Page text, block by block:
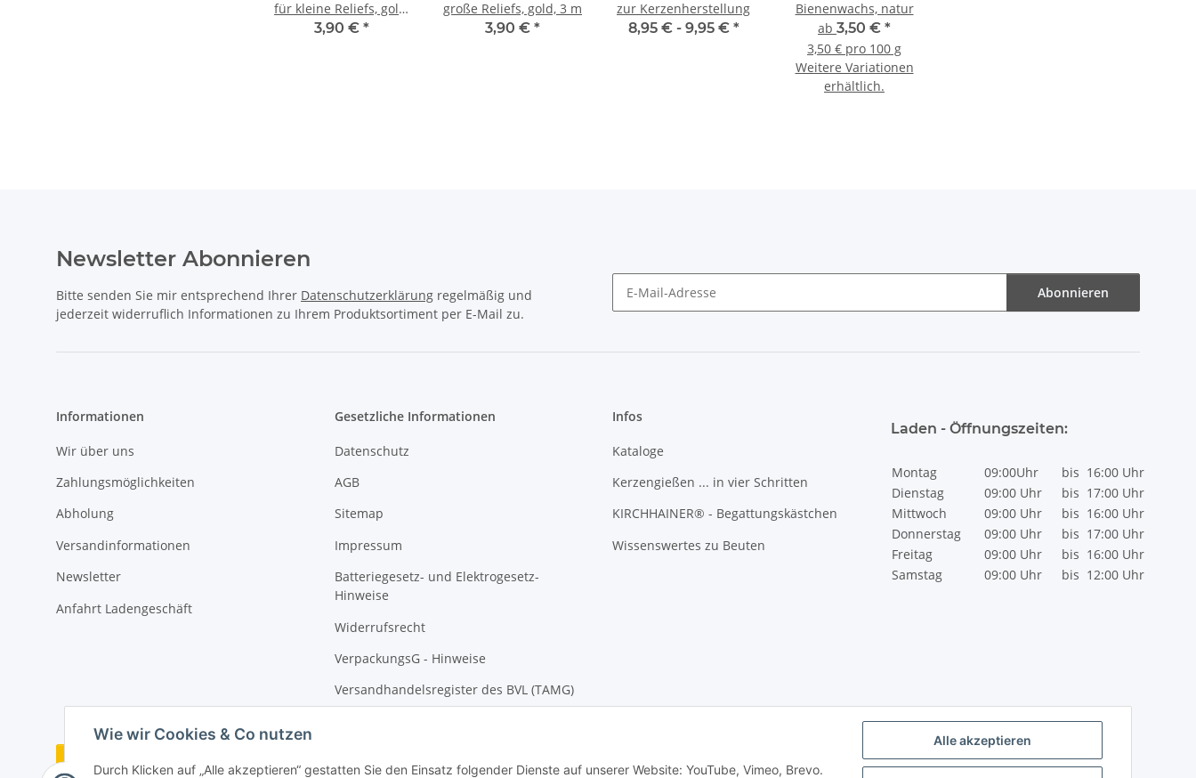
Alle akzeptieren
Wie wir Cookies & Co nutzen
Durch Klicken auf „Alle akzeptieren“ gestatten Sie den Einsatz folgender Dienste auf unserer Website: YouTube, Vimeo, Brevo.
für kleine Reliefs, gold,
3 m
3,90 € *
große Reliefs, gold, 3 m
3,90 € *
zur Kerzenherstellung
8,95 € - 9,95 € *
Bienenwachs, natur
ab 3,50 € *
3,50 € pro 100 g
Weitere Variationen
erhältlich.
Newsletter Abonnieren
Bitte senden Sie mir entsprechend Ihrer Datenschutzerklärung regelmäßig und
jederzeit widerruflich Informationen zu Ihrem Produktsortiment per E-Mail zu.
Abonnieren
Informationen
Wir über uns
Zahlungsmöglichkeiten
Abholung
Versandinformationen
Newsletter
Anfahrt Ladengeschäft
Gesetzliche Informationen
Datenschutz
AGB
Sitemap
Impressum
Batteriegesetz- und Elektrogesetz-
Hinweise
Widerrufsrecht
VerpackungsG - Hinweise
Versandhandelsregister des BVL (TAMG)
Infos
Kataloge
Kerzengießen ... in vier Schritten
KIRCHHAINER® - Begattungskästchen
Wissenswertes zu Beuten
Laden - Öffnungszeiten:
Montag 09:00Uhr bis 16:00 Uhr
Dienstag
09:00 Uhr bis 17:00 Uhr
Mittwoch
09:00 Uhr bis 16:00 Uhr
Donnerstag
09:00 Uhr bis 17:00 Uhr
Freitag
09:00 Uhr bis 16:00 Uhr
Samstag
09:00 Uhr bis 12:00 Uhr
Vertrag widerrufen